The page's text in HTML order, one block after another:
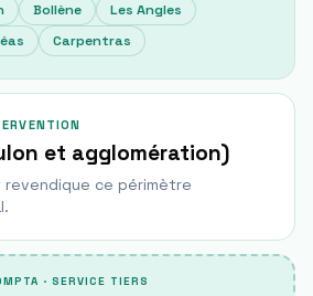
Bollène
Les Angles
Carpentras
et agglomération)
revendique ce périmètre
· SERVICE TIERS